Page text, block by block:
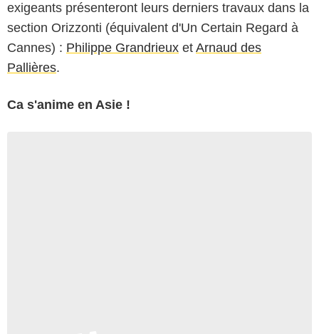
exigeants présenteront leurs derniers travaux dans la
section Orizzonti (équivalent d'Un Certain Regard à
Cannes) : Philippe Grandrieux et Arnaud des
Pallières.
Ca s'anime en Asie !